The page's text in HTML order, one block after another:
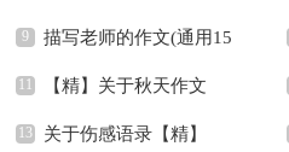
篇 描写老师的作文(通用15
篇) 【精】关于秋天作文
关于伤感语录【精】